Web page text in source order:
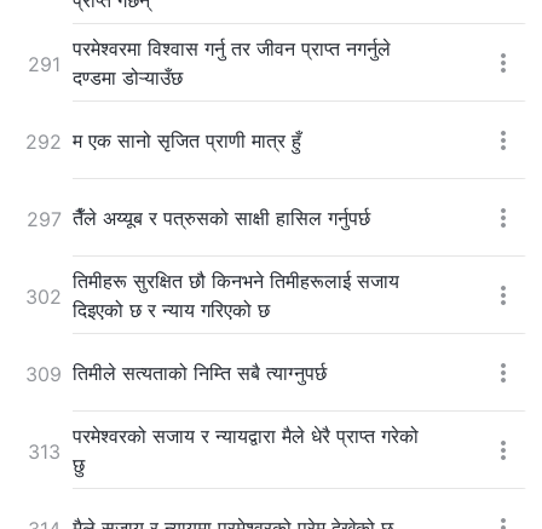
291
परमेश्‍वरमा विश्‍वास गर्नु तर जीवन प्राप्त नगर्नुले
दण्डमा डोऱ्याउँछ
292 म एक सानो सृजित प्राणी मात्र हुँ
297 तैँले अय्यूब र पत्रुसको साक्षी हासिल गर्नुपर्छ
302
तिमीहरू सुरक्षित छौ किनभने तिमीहरूलाई सजाय
दिइएको छ र न्याय गरिएको छ
309 तिमीले सत्यताको निम्ति सबै त्याग्नुपर्छ
313
परमेश्‍वरको सजाय र न्यायद्वारा मैले धेरै प्राप्त गरेको
छु